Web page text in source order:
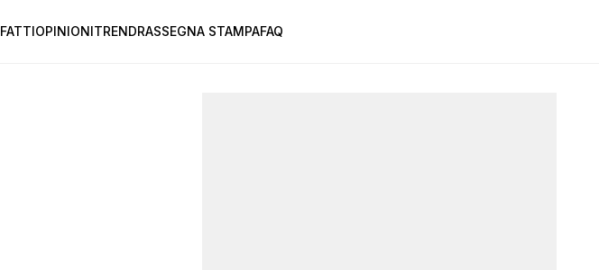
FATTIOPINIONITRENDRASSEGNA STAMPAFAQ